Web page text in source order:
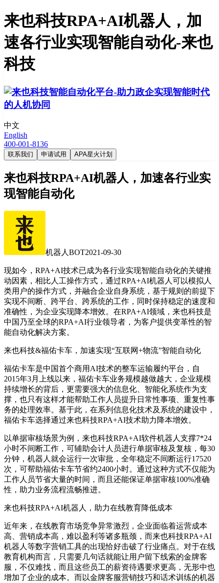
来也科技RPA+AI机器人，加
速各行业实现智能自动化-来也
科技
中文
English
400-001-8136
联系我们 申请试用 APA星火计划
来也科技RPA+AI机器人，加速各行业实
现智能自动化
机器人BOT2021-09-30
现如今，RPA+AI技术已成为各行业实现智能自动化的关键推
动因素，相比人工操作方式，通过RPA+AI机器人可以模拟人
类用户的操作方式，并融合企业自身系统，基于规则的前提下
实现不间断、跨平台、跨系统的工作，同时保持稳定的速度和
准确性，为企业实现降本增效。在RPA+AI领域，来也科技是
中国乃至全球的RPA+AI行业领导者，为客户提供变革性的智
能自动化解决方案。
来也科技&福佑卡车，加速实现“互联网+物流”智能自动化
福佑卡车是中国首个商用AI技术的整车运输履约平台，自
2015年3月上线以来，福佑卡车业务规模越做越大，企业规模
持续增长的背后，更需要强大的信息化、智能化系统作为支
撑，也只有这样才能帮助工作人员提升日常性事项、重复性事
务的处理效率。基于此，在系列信息化技术及系统的建设中，
福佑卡车选择通过来也科技RPA+AI技术助力降本增效。
以单据审核场景为例，来也科技RPA+AI软件机器人支撑7*24
小时不间断工作，可辅助会计人员进行单据审核及复核，每30
分钟，机器人就会运行一次审批，全年稳定不间断运行17520
次，可帮助福佑卡车节省约2400小时。通过这种方式不仅能为
工作人员节省大量的时间，而且还能保证单据审核100%准确
性，助力业务流程流畅推进。
来也科技RPA+AI机器人，助力在线教育降低成本
近年来，在线教育市场竞争异常激烈，企业面临着运营成本
高、营销成本高，难以盈利等诸多瓶颈，而来也科技RPA+AI
机器人等数字营销工具的出现恰好击破了行业痛点。对于在线
教育机构而言，只需要几句话就能让用户留下线索的金牌客
服，不仅难找，而且这些员工的薪资待遇要求更高，无形中也
增加了企业的成本。而以金牌客服营销技巧和话术训练的机器